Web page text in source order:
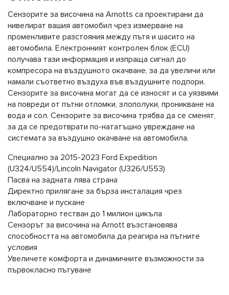
Сензорите за височина на Arnotts са проектирани да
нивелират вашия автомобил чрез измерване на
променливите разстояния между пътя и шасито на
автомобила. Електронният контролен блок (ECU)
получава тази информация и изпраща сигнал до
компресора на въздушното окачване, за да увеличи или
намали съответно въздуха във въздушните подпори.
Сензорите за височина могат да се износят и са уязвими
на повреди от пътни отломки, злополуки, проникване на
вода и сол. Сензорите за височина трябва да се сменят,
за да се предотврати по-нататъшно увреждане на
системата за въздушно окачване на автомобила.
Специално за 2015-2023 Ford Expedition
(U324/U554)/Lincoln Navigator (U326/U553)
Пасва на задната лява страна
Директно прилягане за бърза инсталация чрез
включване и пускане
Лабораторно тестван до 1 милион цикъла
Сензорът за височина на Arnott възстановява
способността на автомобила да реагира на пътните
условия
Увеличете комфорта и динамичните възможности за
първокласно пътуване